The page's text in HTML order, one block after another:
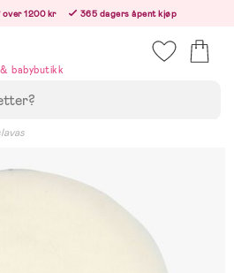
1200 kr
365 dagers åpent kjøp
babybutikk